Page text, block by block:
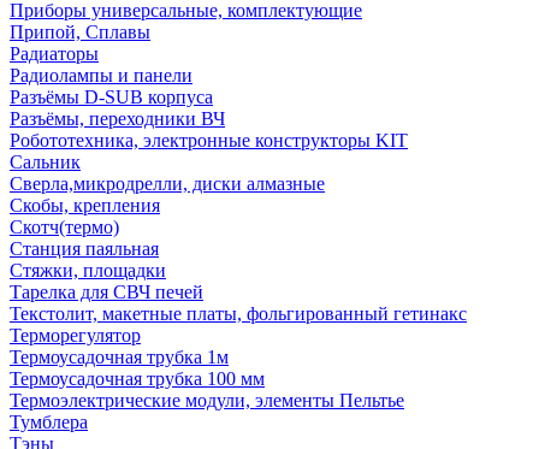
Приборы универсальные, комплектующие
Припой, Сплавы
Радиаторы
Радиолампы и панели
Разъёмы D-SUB корпуса
Разъёмы, переходники ВЧ
Робототехника, электронные конструкторы KIT
Сальник
Сверла,микродрелли, диски алмазные
Скобы, крепления
Скотч(термо)
Станция паяльная
Стяжки, площадки
Тарелка для СВЧ печей
Текстолит, макетные платы, фольгированный гетинакс
Терморегулятор
Термоусадочная трубка 1м
Термоусадочная трубка 100 мм
Термоэлектрические модули, элементы Пельтье
Тумблера
Тэны